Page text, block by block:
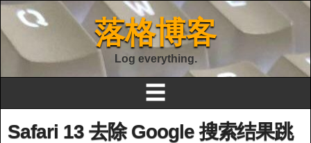
落格博客
Log everything.
☰
Safari 13 去除 Google 搜索结果跳